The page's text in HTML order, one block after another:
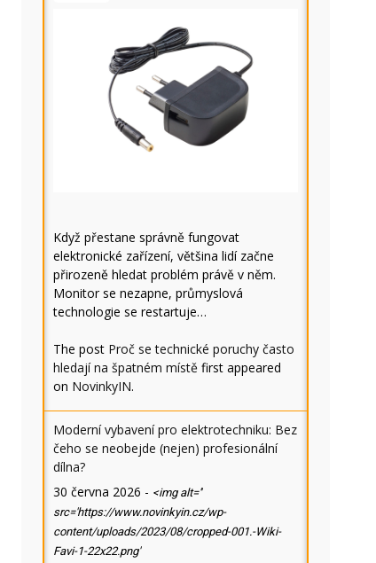
Když přestane správně fungovat
elektronické zařízení, většina lidí začne
přirozeně hledat problém právě v něm.
Monitor se nezapne, průmyslová
technologie se restartuje…
The post Proč se technické poruchy často
hledají na špatném místě first appeared
on NovinkyIN.
Moderní vybavení pro elektrotechniku: Bez
čeho se neobejde (nejen) profesionální
dílna?
30 června 2026 - <img alt=''
src='https://www.novinkyin.cz/wp-
content/uploads/2023/08/cropped-001.-Wiki-
Favi-1-22x22.png'